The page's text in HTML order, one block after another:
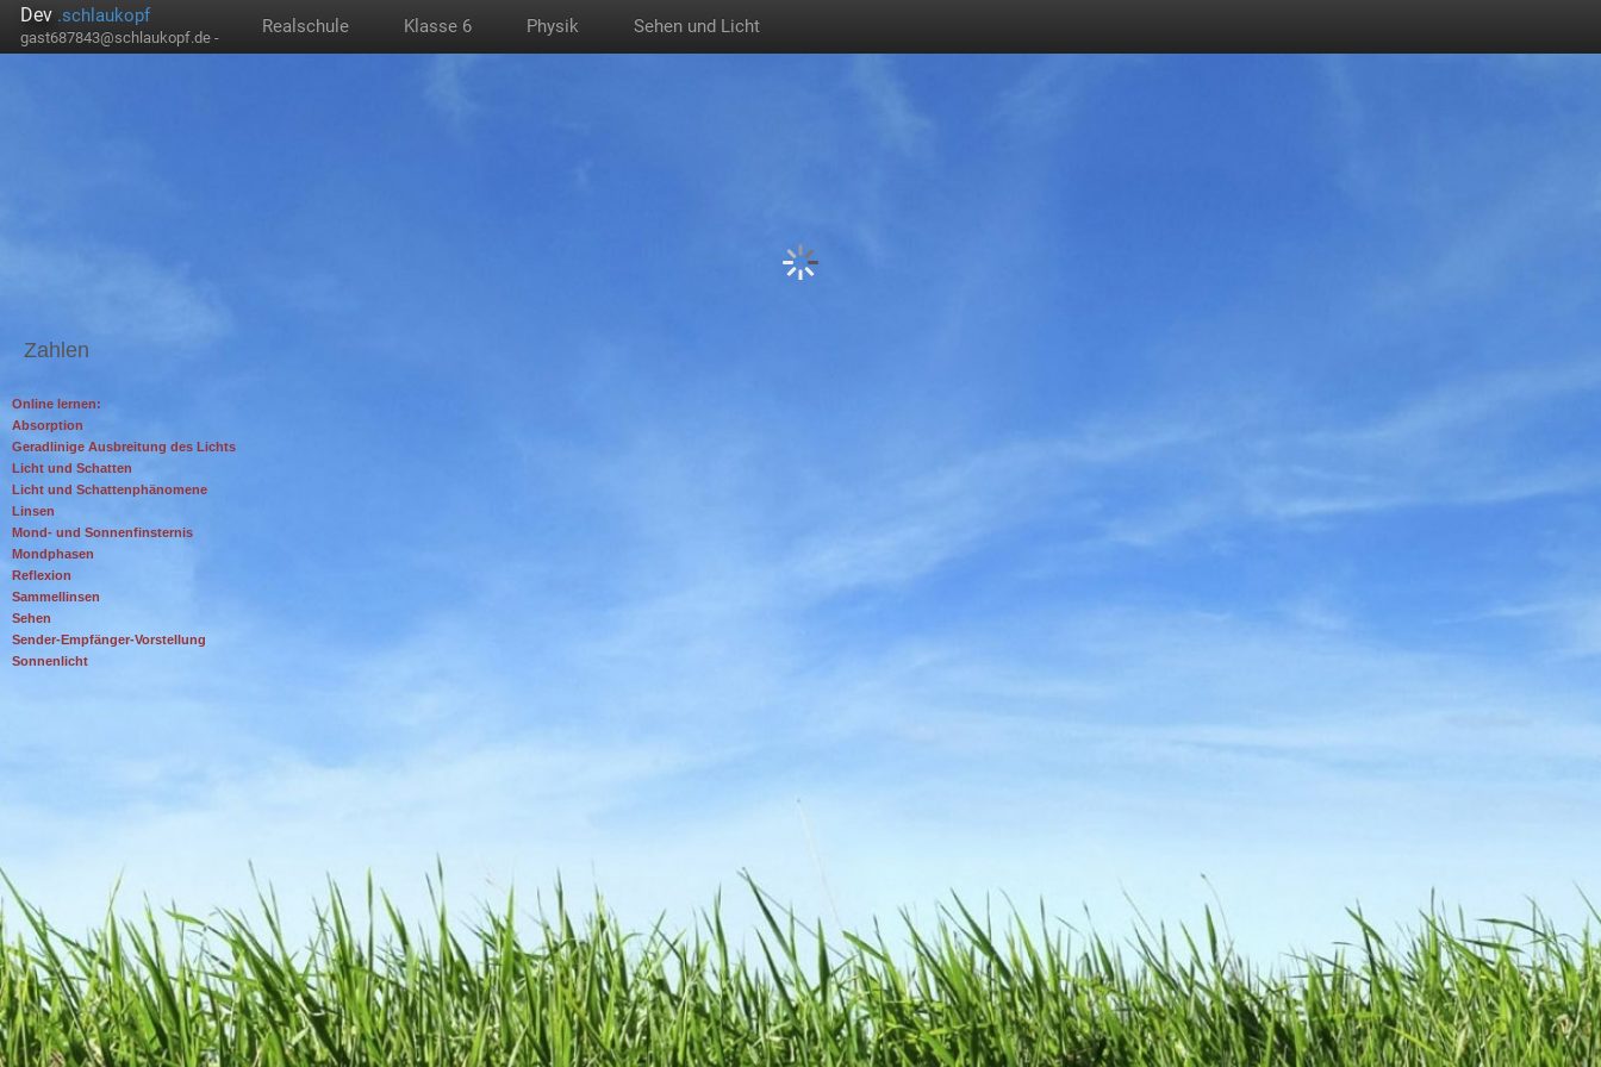
Dev .schlaukopf
gast687843@schlaukopf.de -
Realschule Klasse 6 Physik Sehen und Licht
Zahlen
Online lernen:
Absorption
Geradlinige Ausbreitung des Lichts
Licht und Schatten
Licht und Schattenphänomene
Linsen
Mond- und Sonnenfinsternis
Mondphasen
Reflexion
Sammellinsen
Sehen
Sender-Empfänger-Vorstellung
Sonnenlicht